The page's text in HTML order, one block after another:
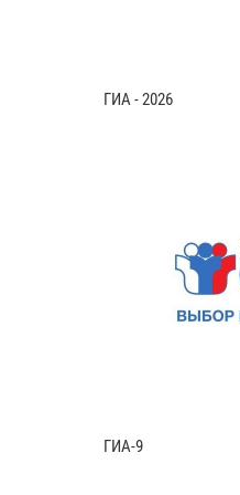
ГИА - 2026
ГИА-9